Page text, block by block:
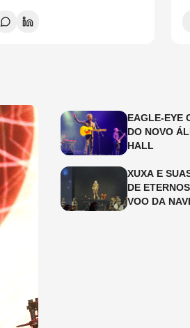
EAGLE-EYE
DO NOVO
HALL
XUXA E
DE
VOO DA